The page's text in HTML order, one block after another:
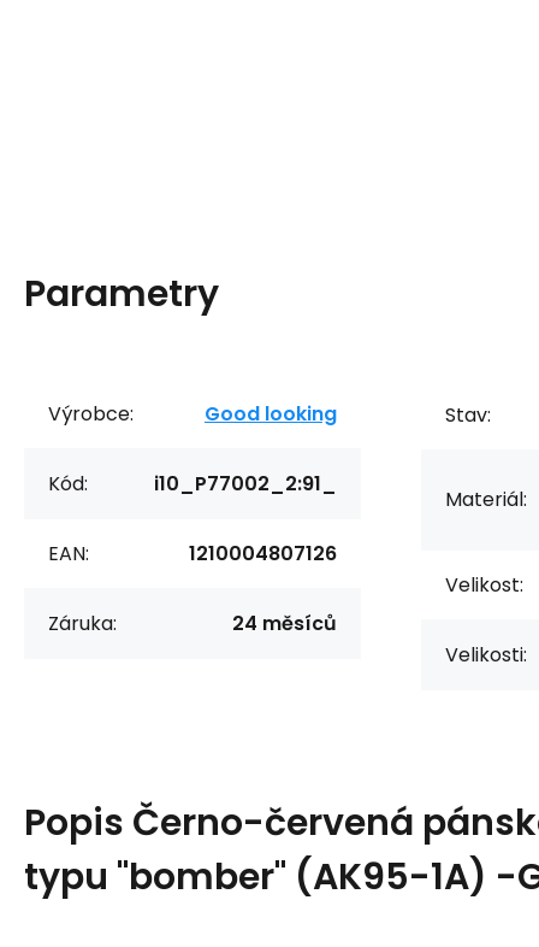
Parametry
Výrobce: Good looking
Kód: i10_P77002_2:91_
EAN: 1210004807126
Záruka: 24 měsíců
Stav:
Materiál:
Velikost:
Velikosti:
Popis Černo-červená
typu "bomber" (AK95-1A) -